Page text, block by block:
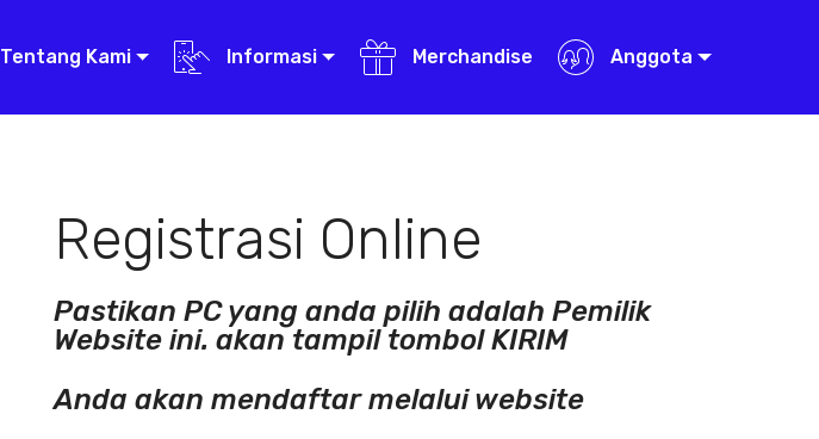
Tentang Kami Informasi Merchandise Anggota
Registrasi Online
Pastikan PC yang anda pilih adalah Pemilik
Website ini. akan tampil tombol KIRIM
Anda akan mendaftar melalui website